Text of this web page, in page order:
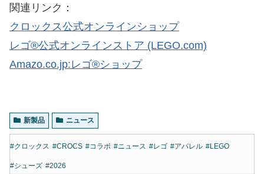
関連リンク：
クロックス公式オンラインショップ
レゴ®公式オンラインストア (LEGO.com)
Amazo.co.jp:レゴ®ショップ
新製品 ニュース
#クロックス #CROCS #コラボ #ニュース #レゴ #アパレル #LEGO
#シューズ #2026